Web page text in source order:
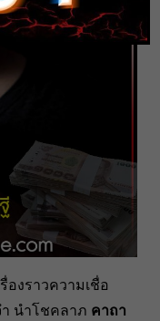
องราวความเชื่อ
นำโชคลาภ คาถา